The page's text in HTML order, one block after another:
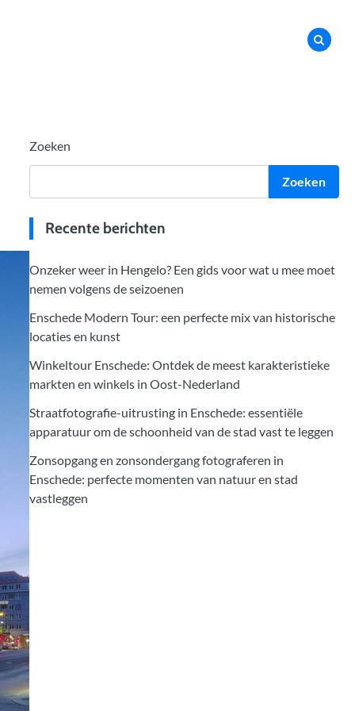
Zoeken
Zoeken
Recente berichten
Onzeker weer in Hengelo? Een gids voor wat u mee moet
nemen volgens de seizoenen
Enschede Modern Tour: een perfecte mix van historische
locaties en kunst
Winkeltour Enschede: Ontdek de meest karakteristieke
markten en winkels in Oost-Nederland
Straatfotografie-uitrusting in Enschede: essentiële
apparatuur om de schoonheid van de stad vast te leggen
Zonsopgang en zonsondergang fotograferen in
Enschede: perfecte momenten van natuur en stad
vastleggen